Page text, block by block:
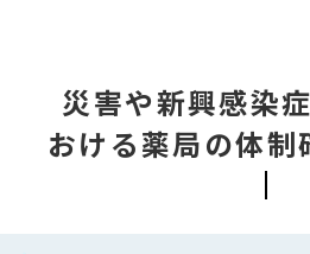
災害や新興感染
おける薬局の体制